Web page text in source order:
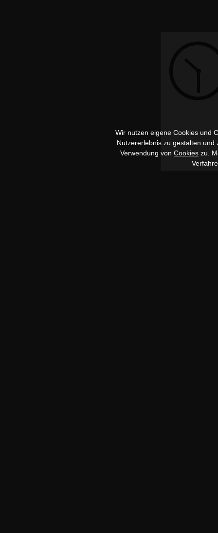
Wir nutzen eigene Cookies und
Nutzererlebnis zu gestalten
Verwendung von Cookies zu.